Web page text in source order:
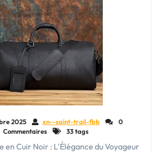
2025 xn--saint-trail-fbb
0
Commentaires
33 tags
en Cuir Noir : L'Élégance du Voyageur